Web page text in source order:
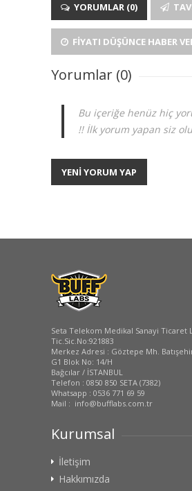
YORUMLAR (0)
FIYATI DÜŞÜNCE HABER
Yorumlar (0)
Bu içeriğe henüz hiç
!! İlk yorum yapan siz
YENİ YORUM YAP
Seta Telekom Medikal Sanayi Ticaret
Tic.Sic.No:921883
Merkez Adresi : Göztepe Mh.
G1 Blok No: 14/H
Bağcılar / İSTANBUL
Telefon : 0850 850 SETA (7382)
Whatsapp : 0536 771 69 59
Mail : info@bufflabs.com.tr
Kurumsal
İletişim
Hakkımızda